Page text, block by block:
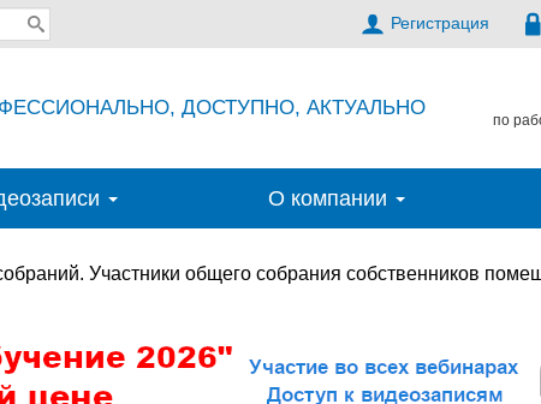
Регистрация
ДОСТУПНО, АКТУАЛЬНО
по
О компании
Участники общего собрания собственников